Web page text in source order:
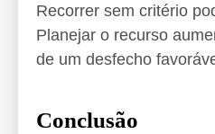
Recorrer sem critério
Planejar o recurso
de um desfecho
Conclusão